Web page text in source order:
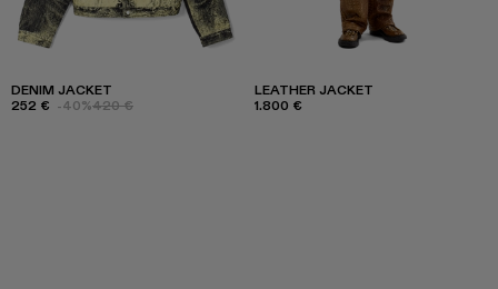
DENIM JACKET
252 € -40%420 €
LEATHER JACKET
1.800 €